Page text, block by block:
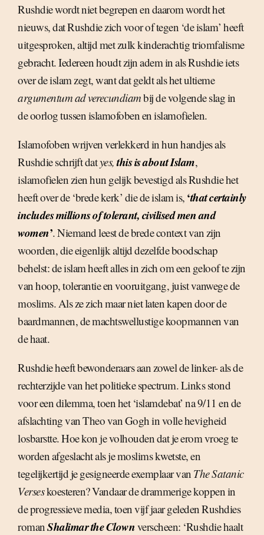
Rushdie wordt niet begrepen en daarom wordt het
nieuws, dat Rushdie zich voor of tegen ‘de islam’ heeft
uitgesproken, altijd met zulk kinderachtig triomfalisme
gebracht. Iedereen houdt zijn adem in als Rushdie iets
over de islam zegt, want dat geldt als het ultieme
argumentum ad verecundiambij de volgende slag in
de oorlog tussen islamofoben en islamofielen.
Islamofoben wrijven verlekkerd in hun handjes als
Rushdie schrijft datyes,this is about Islam,
islamofielen zien hun gelijk bevestigd als Rushdie het
heeft over de ‘brede kerk’ die de islam is, ‘that certainly
includes millions of tolerant, civilised men and
women’. Niemand leest de brede context van zijn
woorden, die eigenlijk altijd dezelfde boodschap
behelst: de islam heeft alles in zich om een geloof te zijn
van hoop, tolerantie en vooruitgang, juist vanwege de
moslims. Als ze zich maar niet laten kapen door de
baardmannen, de machtswellustige koopmannen van
de haat.
Rushdie heeft bewonderaars aan zowel de linker- als de
rechterzijde van het politieke spectrum. Links stond
voor een dilemma, toen het ‘islamdebat’ na 9/11 en de
afslachting van Theo van Gogh in volle hevigheid
losbarstte. Hoe kon je volhouden dat je erom vroeg te
worden afgeslacht als je moslims kwetste, en
tegelijkertijd je gesigneerde exemplaar van The Satanic
Verseskoesteren? Vandaar de drammerige koppen in
de progressieve media, toen vijf jaar geleden Rushdies
roman Shalimar the Clownverscheen: ‘Rushdie haalt